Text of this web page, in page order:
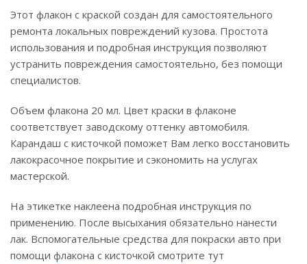
Этот флакон с краской создан для самостоятельного
ремонта локальных повреждений кузова. Простота
использования и подробная инструкция позволяют
устранить повреждения самостоятельно, без помощи
специалистов.
Объем флакона 20 мл. Цвет краски в флаконе
соответствует заводскому оттенку автомобиля.
Карандаш с кисточкой поможет Вам легко восстановить
лакокрасочное покрытие и сэкономить на услугах
мастерской.
На этикетке наклеена подробная инструкция по
применению. После высыхания обязательно нанести
лак. Вспомогательные средства для покраски авто при
помощи флакона с кисточкой смотрите тут